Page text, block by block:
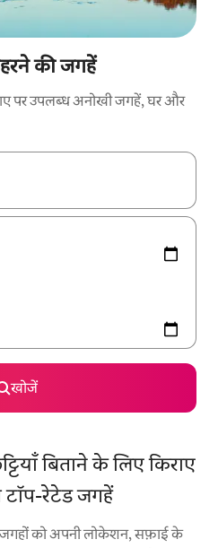
की जगहें
पर उपलब्ध अनोखी जगहें, घर और
डाउन 'ऐरो की' का इस्तेमाल करके नेविगेट
खोजें
बिताने के लिए किराए
रेटेड जगहें
को अपनी लोकेशन, सफ़ाई के